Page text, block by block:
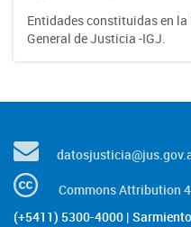
Entidades constituidas en la
General de Justicia -IGJ.
Commons Attribution
(+5411) 5300-4000 |